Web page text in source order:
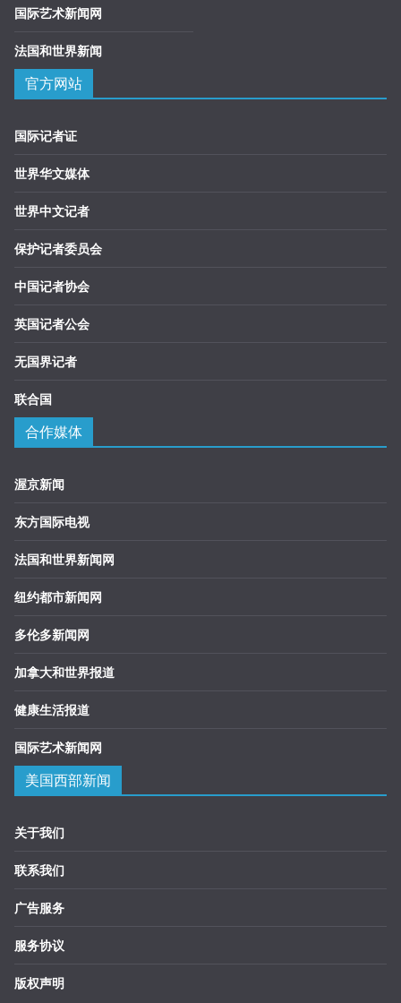
国际艺术新闻网
法国和世界新闻
官方网站
国际记者证
世界华文媒体
世界中文记者
保护记者委员会
中国记者协会
英国记者公会
无国界记者
联合国
合作媒体
渥京新闻
东方国际电视
法国和世界新闻网
纽约都市新闻网
多伦多新闻网
加拿大和世界报道
健康生活报道
国际艺术新闻网
美国西部新闻
关于我们
联系我们
广告服务
服务协议
版权声明